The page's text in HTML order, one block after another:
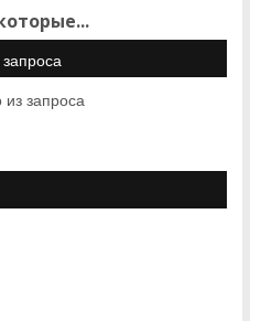
из запроса